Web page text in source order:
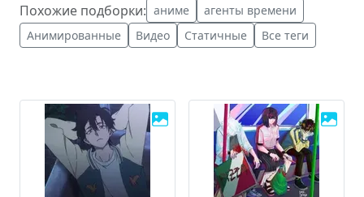
Похожие подборки: аниме
агенты времени
Анимированные
Видео Статичные Все теги